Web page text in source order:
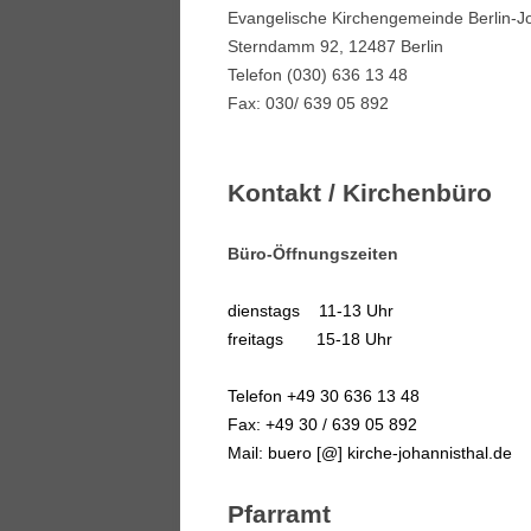
BERICHTE
BERLIN-JOHANNISTHAL
Evangelische Kirchengemeinde Berlin-
Sterndamm 92, 12487 Berlin
Telefon (030) 636 13 48
Fax: 030/ 639 05 892
Kontakt / Kirchenbüro
Büro-Öffnungszeiten
dienstags 11-13 Uhr
freitags 15-18 Uhr
Telefon +49 30 636 13 48
Fax: +49 30 / 639 05 892
Mail: buero [@] kirche-johannisthal.de
Pfarramt